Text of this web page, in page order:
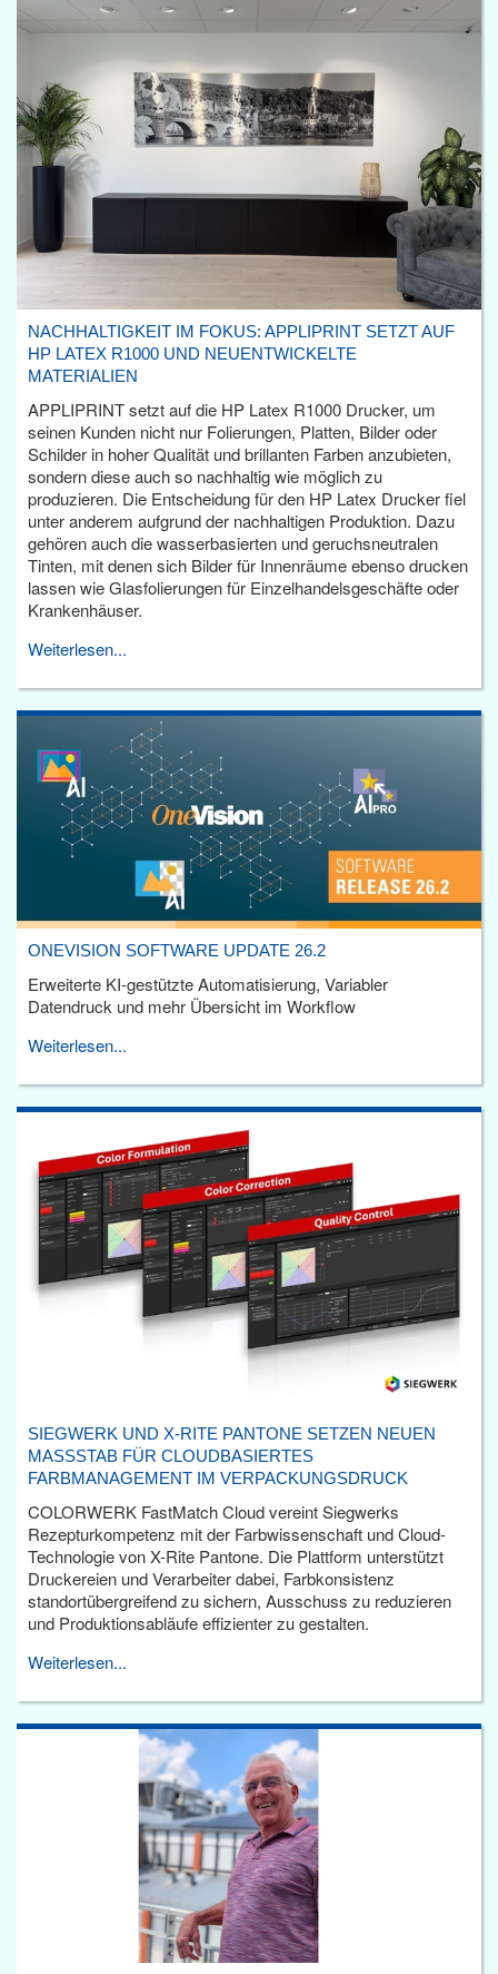
NACHHALTIGKEIT IM FOKUS: APPLIPRINT SETZT AUF
HP LATEX R1000 UND NEUENTWICKELTE
MATERIALIEN
APPLIPRINT setzt auf die HP Latex R1000 Drucker, um
seinen Kunden nicht nur Folierungen, Platten, Bilder oder
Schilder in hoher Qualität und brillanten Farben anzubieten,
sondern diese auch so nachhaltig wie möglich zu
produzieren. Die Entscheidung für den HP Latex Drucker fiel
unter anderem aufgrund der nachhaltigen Produktion. Dazu
gehören auch die wasserbasierten und geruchsneutralen
Tinten, mit denen sich Bilder für Innenräume ebenso drucken
lassen wie Glasfolierungen für Einzelhandelsgeschäfte oder
Krankenhäuser.
Weiterlesen...
ONEVISION SOFTWARE UPDATE 26.2
Erweiterte KI-gestützte Automatisierung, Variabler
Datendruck und mehr Übersicht im Workflow
Weiterlesen...
SIEGWERK UND X-RITE PANTONE SETZEN NEUEN
MASSSTAB FÜR CLOUDBASIERTES F
ARBMANAGEMENT IM VERPACKUNGSDRUCK
COLORWERK FastMatch Cloud vereint Siegwerks
Rezepturkompetenz mit der Farbwissenschaft und Cloud-
Technologie von X-Rite Pantone. Die Plattform unterstützt
Druckereien und Verarbeiter dabei, Farbkonsistenz
standortübergreifend zu sichern, Ausschuss zu reduzieren
und Produktionsabläufe effizienter zu gestalten.
Weiterlesen...